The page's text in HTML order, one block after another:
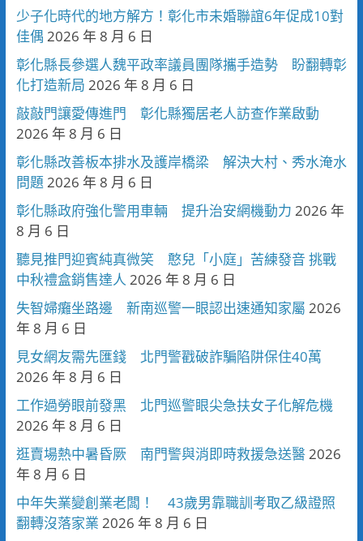
少子化時代的地方解方！彰化市未婚聯誼6年促成10對
佳偶 2026 年 8 月 6 日
彰化縣長參選人魏平政率議員團隊攜手造勢 盼翻轉彰
化打造新局 2026 年 8 月 6 日
敲敲門讓愛傳進門 彰化縣獨居老人訪查作業啟動
2026 年 8 月 6 日
彰化縣改善板本排水及護岸橋梁 解決大村、秀水淹水
問題 2026 年 8 月 6 日
彰化縣政府強化警用車輛 提升治安網機動力 2026 年
8 月 6 日
聽見推門迎賓純真微笑 憨兒「小庭」苦練發音 挑戰
中秋禮盒銷售達人 2026 年 8 月 6 日
失智婦癱坐路邊 新南巡警一眼認出速通知家屬 2026
年 8 月 6 日
見女網友需先匯錢 北門警戳破詐騙陷阱保住40萬
2026 年 8 月 6 日
工作過勞眼前發黑 北門巡警眼尖急扶女子化解危機
2026 年 8 月 6 日
逛賣場熱中暑昏厥 南門警與消即時救援急送醫2026
年 8 月 6 日
中年失業變創業老闆！ 43歲男靠職訓考取乙級證照
翻轉沒落家業 2026 年 8 月 6 日